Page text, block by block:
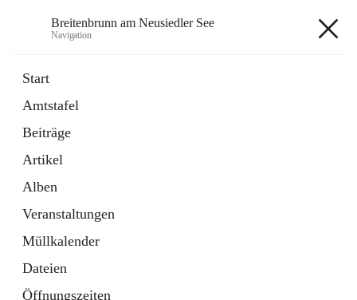
Breitenbrunn am Neusiedler See
Navigation
Start
Amtstafel
Beiträge
Artikel
Alben
Veranstaltungen
Müllkalender
Dateien
Öffnungszeiten
18 Schnellzugriffe
Gemeindeservice